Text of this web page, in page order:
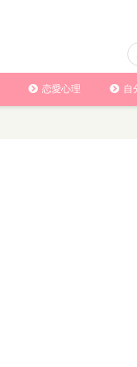
恋愛心理 自